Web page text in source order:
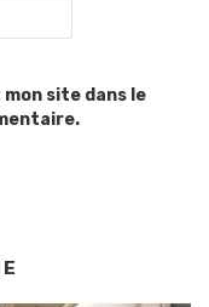
site dans le